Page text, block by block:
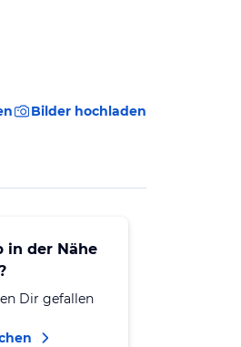
Bilder hochladen
in der Nähe
Dir gefallen